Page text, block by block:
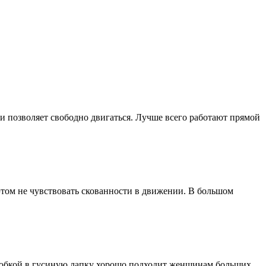
позволяет свободно двигаться. Лучше всего работают прямой
не чувствовать скованности в движении. В большом